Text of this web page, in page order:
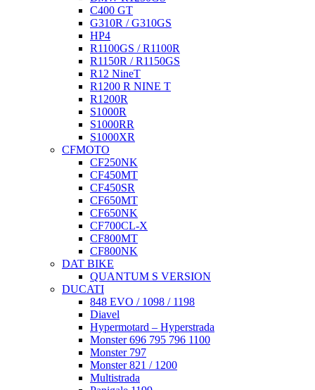
C400 GT
G310R / G310GS
HP4
R1100GS / R1100R
R1150R / R1150GS
R12 NineT
R1200 R NINE T
R1200R
S1000R
S1000RR
S1000XR
CFMOTO
CF250NK
CF450MT
CF450SR
CF650MT
CF650NK
CF700CL-X
CF800MT
CF800NK
DAT BIKE
QUANTUM S VERSION
DUCATI
848 EVO / 1098 / 1198
Diavel
Hypermotard – Hyperstrada
Monster 696 795 796 1100
Monster 797
Monster 821 / 1200
Multistrada